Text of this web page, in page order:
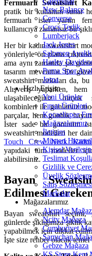
Fermuarlı Sweatshirt
pratik bir kullanım sunar
fermuarlı ister yarım
kullanıcıya zamansız bir
Her bir kadın sweatshirt
yönleriyle ön plana
ama aynı zamanda şık
tasarım mevcuttur. En
sweatshirt markaları da,
Alışveriş yaparken,
ulaşabileceğiniz birçok
kombinleri ile günümüz
parçalar, hem günlük
İster sade bir görünüm
sweatshirt modelleri her
Touch Crew Neck
yapıdaki tüm modeller
alabilirsiniz.
Bayan
Edilmesi
Bayan sweatshirt seçimi,
günlerde şıklığınıza
yapabilmek için dikkat
İşte size rehber olacak temel
New Balance
Converse
Crocs Terlik
Lumberjack
Jack Jones
Salomon
Harley
Puma Spor
Joma
Hızlı Erişim
Yeni Ürünler
Fırsat Ürünleri
Kocaelispor
Mağazalarımız
İletişim
Müşteri
Kişisel
Teslimat
Gizlilik ve
Üyelik
Satış
Markalar
Mağazalarımız
Alemdar
Ncity Mağaza
Cumhuriyet
Sarnıçhan
Gebze Mağaza